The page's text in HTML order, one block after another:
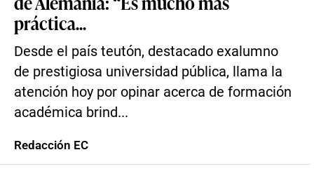
práctica...
Desde el país teutón, destacado exalumno
de prestigiosa universidad pública, llama la
atención hoy por opinar acerca de formación
académica brind...
Redacción EC